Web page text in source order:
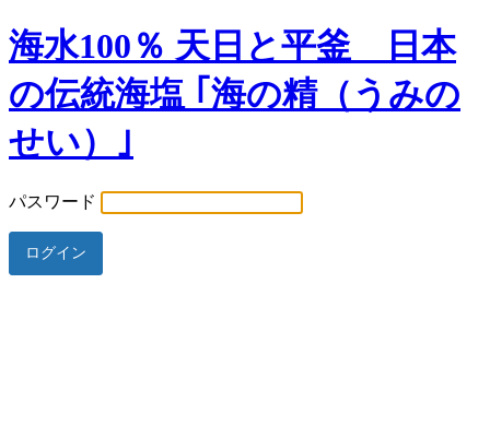
海水100％ 天日と平釜 日本
の伝統海塩 ｢海の精（うみの
せい）｣
パスワード